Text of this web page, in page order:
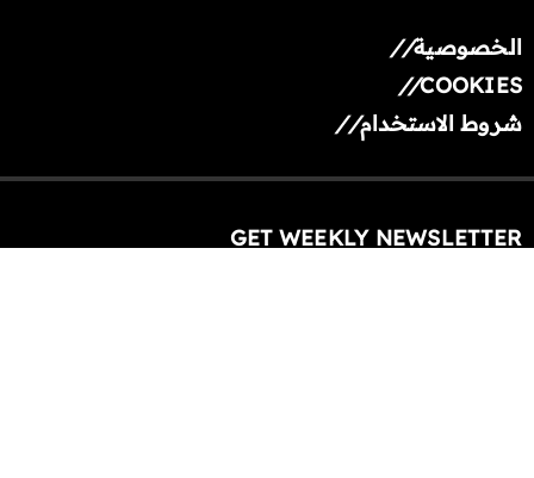
الخصوصية//
COOKIES
//
شروط الاستخدام//
GET WEEKLY NEWSLETTER